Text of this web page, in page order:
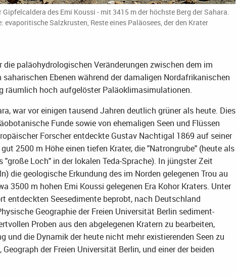
des Emi Koussi - mit 3415 m der höchste Berg der Sahara.
Salzkrusten, Reste eines Paläosees, der den Krater
paläohydrologischen Veränderungen zwischen dem im
Ebenen während der damaligen Nordafrikanischen
räumlich hoch aufgelöster Paläoklimasimulationen.
war vor einigen tausend Jahren deutlich grüner als heute. Dies
Funde sowie von ehemaligen Seen und Flüssen
Forscher entdeckte Gustav Nachtigal 1869 auf seiner
2500 m Höhe einen tiefen Krater, die "Natrongrube" (heute als
"große Loch" in der lokalen Teda-Sprache). In jüngster Zeit
die geologische Erkundung des im Norden gelegenen Trou au
3500 m hohen Emi Koussi gelegenen Era Kohor Kraters. Unter
entdeckten Seesedimente beprobt, nach Deutschland
Geographie der Freien Universität Berlin sediment-
Proben aus den abgelegenen Kratern zu bearbeiten,
und die Dynamik der heute nicht mehr existierenden Seen zu
der Freien Universität Berlin, und einer der beiden